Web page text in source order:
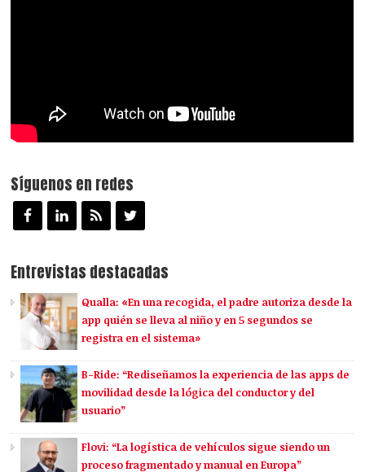
Síguenos en redes
Entrevistas destacadas
Qualla: «En una recogida, el padre autoriza desde la
app quién se lleva al niño y en 5 segundos se
registra en el sistema»
B-Ride: “Rediseñamos la experiencia de las apps de
movilidad desde la lógica del conductor y del
usuario”
Flovi: “La logística de vehículos sigue siendo un
proceso fragmentado y manual en Europa”